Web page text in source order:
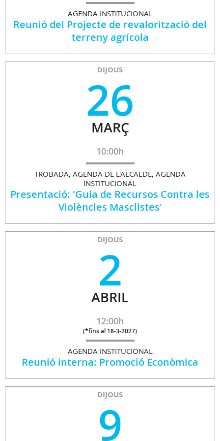
AGENDA INSTITUCIONAL
Reunió del Projecte de revalorització del
terreny agrícola
DIJOUS
26
MARÇ
10:00h
TROBADA, AGENDA DE L'ALCALDE, AGENDA
INSTITUCIONAL
Presentació: 'Guia de Recursos Contra les
Violències Masclistes'
DIJOUS
2
ABRIL
12:00h
(*fins al 18-3-2027)
AGENDA INSTITUCIONAL
Reunió interna: Promoció Econòmica
DIJOUS
9